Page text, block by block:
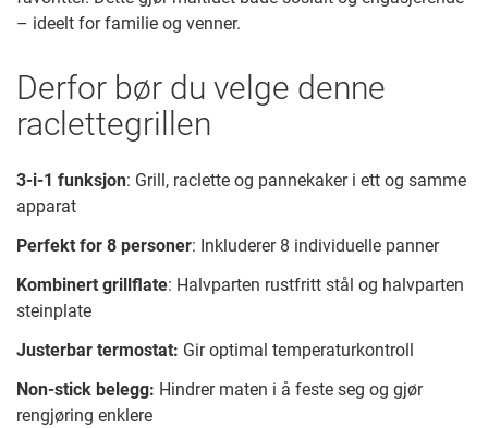
– ideelt for familie og venner.
Derfor bør du velge denne
raclettegrillen
3-i-1 funksjon: Grill, raclette og pannekaker i ett og samme
apparat
Perfekt for 8 personer: Inkluderer 8 individuelle panner
Kombinert grillflate: Halvparten rustfritt stål og halvparten
steinplate
Justerbar termostat: Gir optimal temperaturkontroll
Non-stick belegg: Hindrer maten i å feste seg og gjør
rengjøring enklere